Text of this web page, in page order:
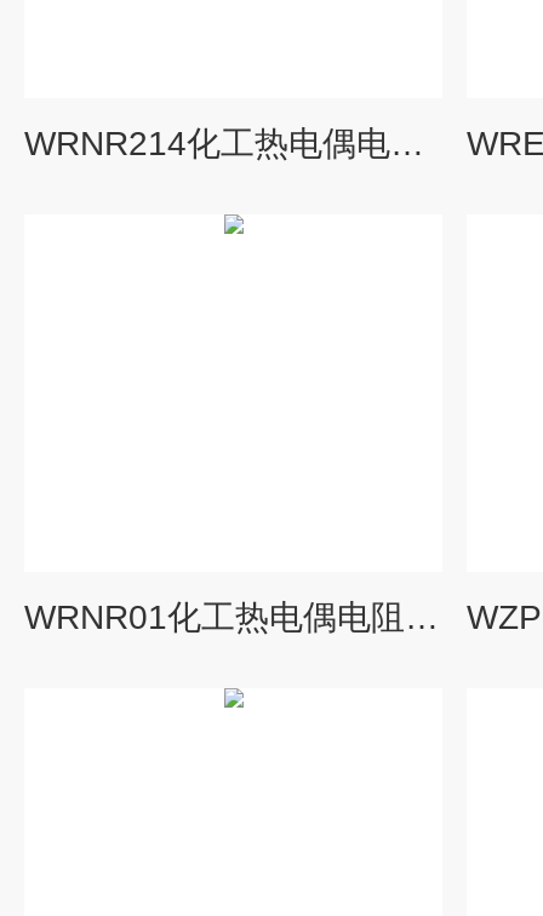
WRNR214化工热电偶电阻，WRNR2-14,
WRNR01化工热电偶电阻，WRNR-01,